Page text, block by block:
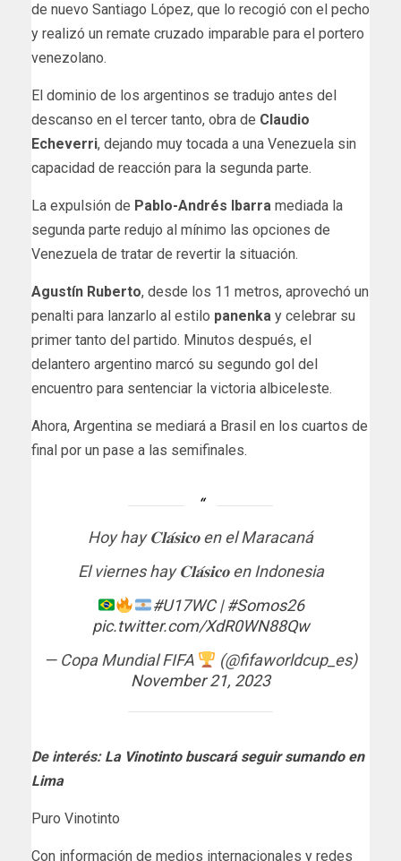
de nuevo Santiago López, que lo recogió con el pecho
y realizó un remate cruzado imparable para el portero
venezolano.
El dominio de los argentinos se tradujo antes del
descanso en el tercer tanto, obra de Claudio
Echeverri, dejando muy tocada a una Venezuela sin
capacidad de reacción para la segunda parte.
La expulsión de Pablo-Andrés Ibarra mediada la
segunda parte redujo al mínimo las opciones de
Venezuela de tratar de revertir la situación.
Agustín Ruberto, desde los 11 metros, aprovechó un
penalti para lanzarlo al estilo panenka y celebrar su
primer tanto del partido. Minutos después, el
delantero argentino marcó su segundo gol del
encuentro para sentenciar la victoria albiceleste.
Ahora, Argentina se mediará a Brasil en los cuartos de
final por un pase a las semifinales.
Hoy hay 𝐂𝐥𝐚́𝐬𝐢𝐜𝐨 en el Maracaná
El viernes hay 𝐂𝐥𝐚́𝐬𝐢𝐜𝐨 en Indonesia
#U17WC|#Somos26
pic.twitter.com/XdR0WN88Qw
— Copa Mundial FIFA
(@fifaworldcup_es)
November 21, 2023
De interés: La Vinotinto buscará seguir sumando en
Lima
Puro Vinotinto
Con información de medios internacionales y redes